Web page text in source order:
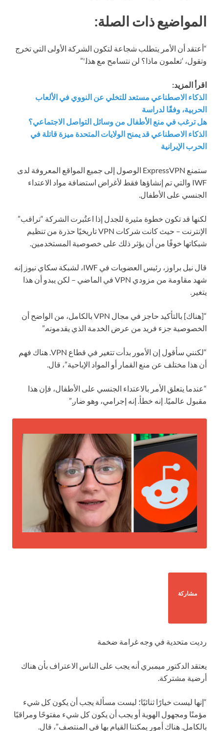
المواضيع ذات الصلة:
“أعتقد أن الأمر يتطلب شجاعة لتكون الشركة الأولى التي تخرج
وتقول، ‘تعلمون ماذا؟ لن نتسامح مع هذا.'”
اقرأ المزيد:
الذكاء الاصطناعي مستعد للتخلي عن النووي في الألعاب
الحربية، وفقًا لدراسة
هل ترغب في منع الأطفال من وسائل التواصل الاجتماعي؟
الذكاء الاصطناعي قد يمنح الولايات المتحدة ميزة قاتلة في
الحرب الإيرانية
ستمنع ExpressVPN الوصول إلى جميع المواقع المعروفة لدى
IWF والتي تم إنشاؤها فقط لأغراض استضافة مواد الاعتداء
الجنسي على الأطفال.
لكنها قد تكون خطوة مثيرة للجدل إذا اعتُبرت الشركة “تراقب”
الإنترنت – حيث كانت شركات VPN تاريخيًا حذرة من تنظيم
شبكاتها خوفًا من أن يؤثر ذلك على خصوصية المستخدمين.
قال نيل براوز، رئيس العضويات في IWF، لشبكة سكاي نيوز إنه
شهد مقاومة من مزودي VPN في الماضي – لكن يبدو أن هذا
يتغير.
“[هناك] بالتأكيد حاجز في مجال VPN بالكامل، من الواضح أن
الخصوصية جزء فريد من عرض الخدمة الذي يقدمونه.”
“لكنني سأقول إن الأمور بدأت تتغير في قطاع VPN. هناك فهم
أن هذا مختلف عن منع القمار أو المواد الإباحية”، قال.
“عندما يتعلق الأمر بالاعتداء الجنسي على الأطفال، فإن هذا
مقبول عالميًا. إنه خطأ. إنه إجرامي، وهو ضار.”
مشاركة
رديت متحدية في وجه غرامة ضخمة
يعتقد الدكتور ميمبري أنه يجب على الناس الاعتراف بأن هناك
أرضية مشتركة.
“إنها ليست خيارًا ثنائيًا؛ ليست مسألة يجب أن يكون كل شيء
مؤمنًا ومجهول الهوية أو يجب أن يكون كل شيء مفتوحًا ومراقبًا
بالكامل. هناك أمور يمكننا القيام بها في المنتصف”، قال.